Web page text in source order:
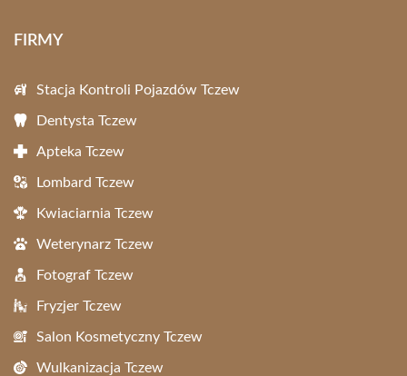
FIRMY
Stacja Kontroli Pojazdów Tczew
Dentysta Tczew
Apteka Tczew
Lombard Tczew
Kwiaciarnia Tczew
Weterynarz Tczew
Fotograf Tczew
Fryzjer Tczew
Salon Kosmetyczny Tczew
Wulkanizacja Tczew